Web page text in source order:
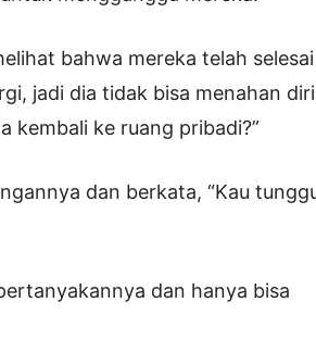
bahwa mereka telah selesai
jadi dia tidak bisa menahan diri
kembali ke ruang pribadi?”
dan berkata, “Kau
dan hanya bisa